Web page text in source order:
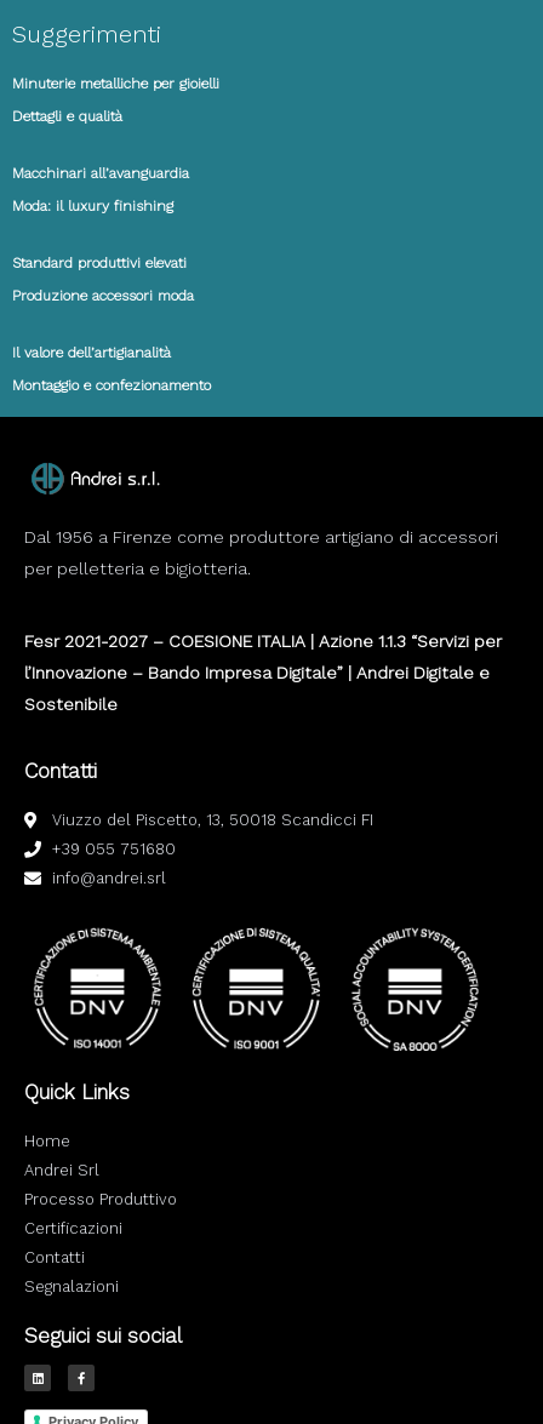
Suggerimenti
Minuterie metalliche per gioielli
Dettagli e qualità
Macchinari all’avanguardia
Moda: il luxury finishing
Standard produttivi elevati
Produzione accessori moda
Il valore dell’artigianalità
Montaggio e confezionamento
Dal 1956 a Firenze come produttore artigiano di accessori
per pelletteria e bigiotteria.
Fesr 2021-2027 – COESIONE ITALIA | Azione 1.1.3 “Servizi per
l’Innovazione – Bando Impresa Digitale” | Andrei Digitale e
Sostenibile
Contatti
Viuzzo del Piscetto, 13, 50018 Scandicci FI
+39 055 751680
info@andrei.srl
Quick Links
Home
Andrei Srl
Processo Produttivo
Certificazioni
Contatti
Segnalazioni
Seguici sui social
L
i
n
e
F
a
c
b